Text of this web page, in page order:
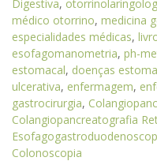
Digestiva,
médico otorrino, medicina
especialidades médicas,
esofagomanometria, ph-
estomacal, doenças
ulcerativa, enfermagem,
gastrocirurgia,
Colangiopancreatografia
Colonoscopia